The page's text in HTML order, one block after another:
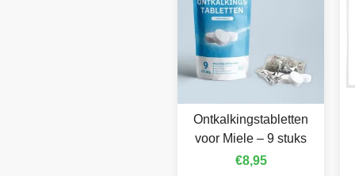
Ontkalkingstabletten
voor Miele – 9 stuks
€8,95